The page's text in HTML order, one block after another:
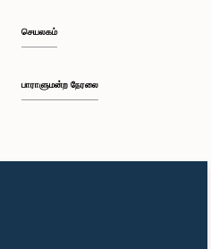
செயலகம்
பாராளுமன்ற நேரலை